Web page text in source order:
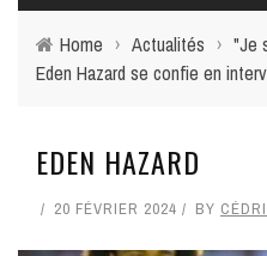
Home › Actualités › "Je
Eden Hazard se confie en
EDEN HAZARD
20 FÉVRIER 2024 BY